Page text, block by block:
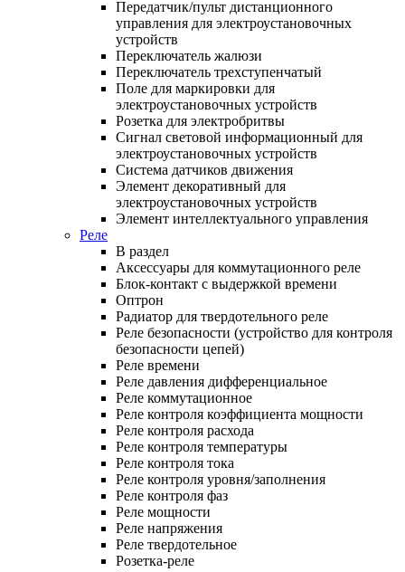
Передатчик/пульт дистанционного
управления для электроустановочных
устройств
Переключатель жалюзи
Переключатель трехступенчатый
Поле для маркировки для
электроустановочных устройств
Розетка для электробритвы
Сигнал световой информационный для
электроустановочных устройств
Система датчиков движения
Элемент декоративный для
электроустановочных устройств
Элемент интеллектуального управления
Реле
В раздел
Аксессуары для коммутационного реле
Блок-контакт с выдержкой времени
Оптрон
Радиатор для твердотельного реле
Реле безопасности (устройство для контроля
безопасности цепей)
Реле времени
Реле давления дифференциальное
Реле коммутационное
Реле контроля коэффициента мощности
Реле контроля расхода
Реле контроля температуры
Реле контроля тока
Реле контроля уровня/заполнения
Реле контроля фаз
Реле мощности
Реле напряжения
Реле твердотельное
Розетка-реле